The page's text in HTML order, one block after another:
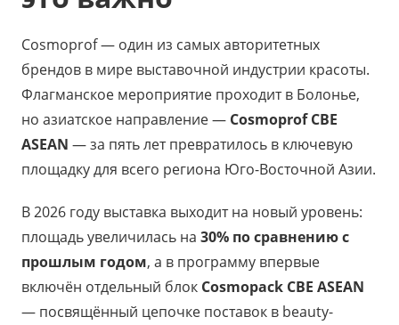
Cosmoprof — один из самых авторитетных
брендов в мире выставочной индустрии красоты.
Флагманское мероприятие проходит в Болонье,
но азиатское направление — Cosmoprof CBE
ASEAN — за пять лет превратилось в ключевую
площадку для всего региона Юго-Восточной Азии.
В 2026 году выставка выходит на новый уровень:
площадь увеличилась на 30% по сравнению с
прошлым годом, а в программу впервые
включён отдельный блок Cosmopack CBE ASEAN
— посвящённый цепочке поставок в beauty-